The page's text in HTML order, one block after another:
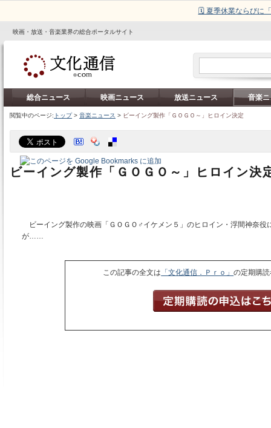
🗓️ 夏季休業ならびに
映画・放送・音楽業界の総合ポータルサイト
総合ニュース 映画ニュース 放送ニュース 音楽
閲覧中のページ: トップ> 音楽ニュース > ビーイング製作「ＧＯＧＯ～」ヒロイン決定
ビーイング製作「ＧＯＧＯ～」ヒロイン決
ビーイング製作の映画「ＧＯＧＯ♂イケメン５」のヒロイン・浮間神奈役
が……
この記事の全文は 「文化通信．Ｐｒｏ」の定期購